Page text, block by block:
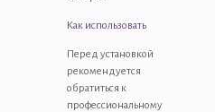
Как использовать
Перед установкой
рекомендуется
обратиться к
профессиональному